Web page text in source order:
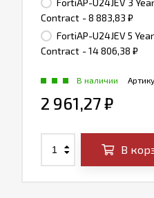
FortiAP-U24JEV 3
Contract - 8 883,83 ₽
FortiAP-U24JEV 5
Contract - 14 806,38 ₽
В наличии
2 961,27₽
В